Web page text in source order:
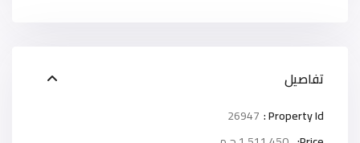
تفاصيل
Property Id :
26947